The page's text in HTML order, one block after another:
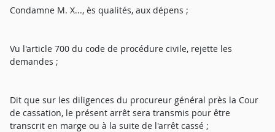
Condamne M. X..., ès qualités, aux dépens ;
Vu l'article 700 du code de procédure civile, rejette les
demandes ;
Dit que sur les diligences du procureur général près la Cour
de cassation, le présent arrêt sera transmis pour être
transcrit en marge ou à la suite de l'arrêt cassé ;